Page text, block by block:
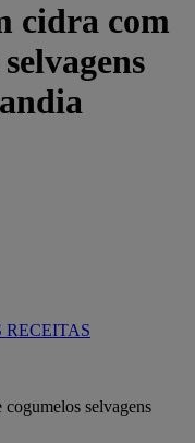
cidra com